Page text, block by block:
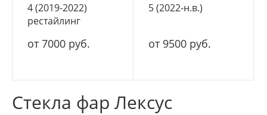
4 (2019-2022)
рестайлинг
от 7000 руб.
5 (2022-н.в.)
от 9500 руб.
Стекла фар Лексус